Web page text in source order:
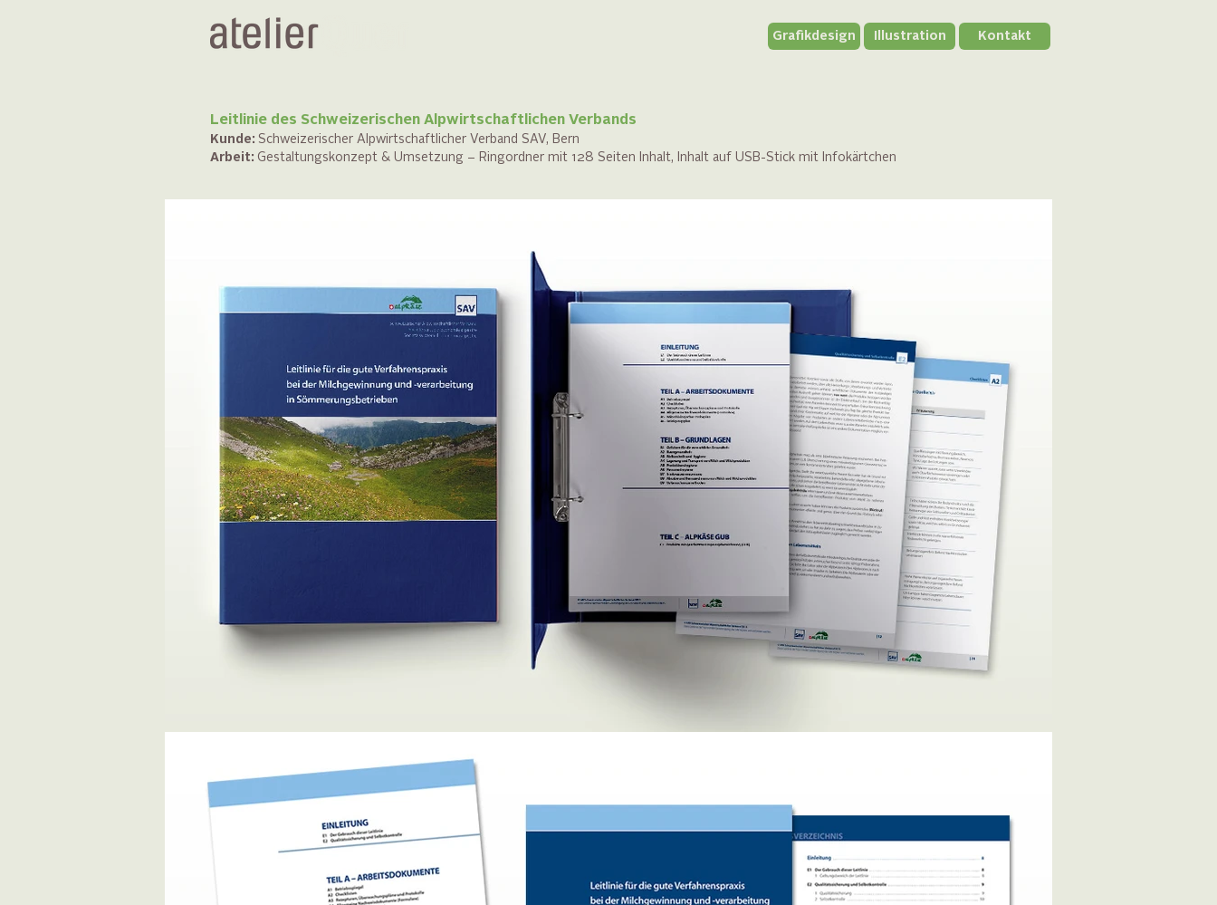
Grafikdesign Illustration Kontakt
Leitlinie des Schweizerischen Alpwirtschaftlichen Verbands
Kunde: Schweizerischer Alpwirtschaftlicher Verband SAV, Bern
Arbeit: Gestaltungskonzept & Umsetzung – Ringordner mit 128 Seiten Inhalt, Inhalt auf USB-Stick mit Infokärtchen